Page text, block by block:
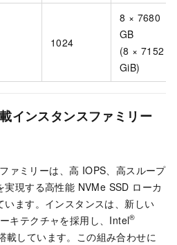
1024
8 × 7680
GB
(8 × 7152
GiB)
インスタンスファミリー
ァミリーは、高 IOPS、高スループ
実現する高性能 NVMe SSD ローカ
います。インスタンスは、新しい
キテクチャを採用し、Intel®
載しています。この組み合わせに